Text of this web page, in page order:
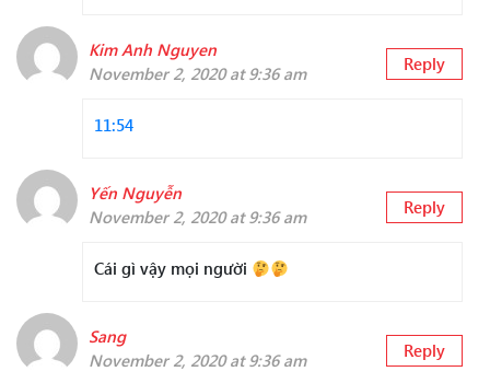
Kim Anh Nguyen
November 2, 2020 at 9:36 am
Reply
11:54
Yến Nguyễn
November 2, 2020 at 9:36 am
Reply
Cái gì vậy mọi người
Sang
November 2, 2020 at 9:36 am
Reply